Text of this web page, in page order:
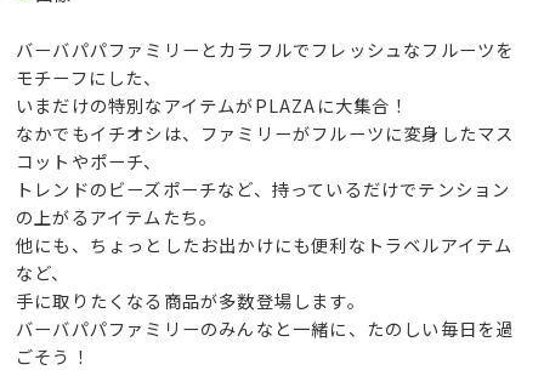
バーバパパファミリーとカラフルでフレッシュなフルーツを
モチーフにした、
いまだけの特別なアイテムがPLAZAに大集合！
なかでもイチオシは、ファミリーがフルーツに変身したマス
コットやポーチ、
トレンドのビーズポーチなど、持っているだけでテンション
の上がるアイテムたち。
他にも、ちょっとしたお出かけにも便利なトラベルアイテム
など、
手に取りたくなる商品が多数登場します。
バーバパパファミリーのみんなと一緒に、たのしい毎日を過
ごそう！